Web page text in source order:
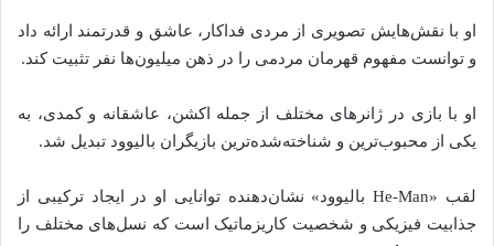
او با نقش‌هایش تصویری از مردی فداکار، عاشق و قدرتمند ارائه داد
و توانست مفهوم قهرمان مردمی را در ذهن میلیون‌ها نفر تثبیت کند.
او با بازی در ژانرهای مختلف از جمله اکشن، عاشقانه و کمدی، به
یکی از محبوب‌ترین و شناخته‌شده‌ترین بازیگران بالیوود تبدیل شد.
لقب «He-Man بالیوود» نشان‌دهنده توانایی او در ایجاد ترکیبی از
جذابیت فیزیکی و شخصیت کاریزماتیک است که نسل‌های مختلف را